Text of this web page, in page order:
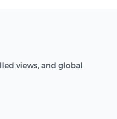
views, and global